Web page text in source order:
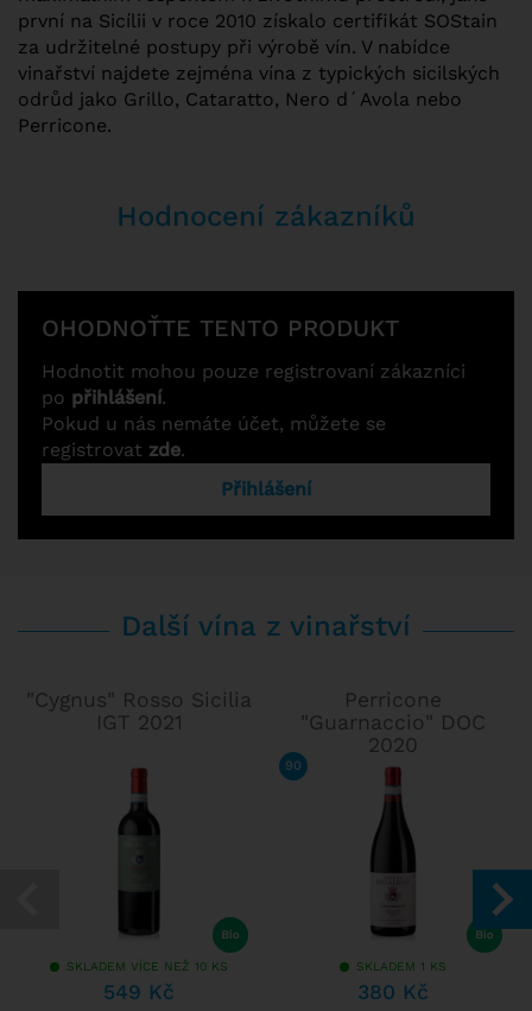
první na Sicílii v roce 2010 získalo certifikát SOStain
za udržitelné postupy při výrobě vín. V nabídce
vinařství najdete zejména vína z typických sicilských
odrůd jako Grillo, Cataratto, Nero d´Avola nebo
Perricone.
Hodnocení zákazníků
OHODNOŤTE TENTO PRODUKT
Hodnotit mohou pouze registrovaní zákazníci
po přihlášení.
Pokud u nás nemáte účet, můžete se
registrovat zde.
Přihlášení
Další vína z vinařství
"Cygnus" Rosso Sicilia
IGT 2021
SKLADEM VÍCE NEŽ 10 KS
549 Kč
Perricone
"Guarnaccio" DOC
2020
90 WINE ENTHUSIAST
SKLADEM 1 KS
380 Kč